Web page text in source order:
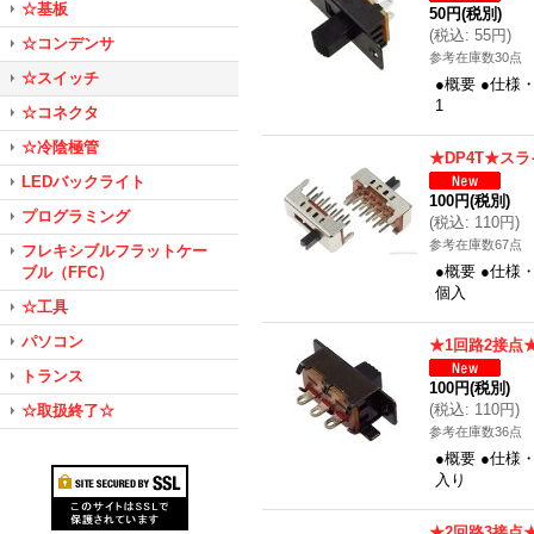
☆基板
☆コンデンサ
☆スイッチ
☆コネクタ
☆冷陰極管
LEDバックライト
プログラミング
フレキシブルフラットケー
ブル（FFC）
☆工具
パソコン
トランス
☆取扱終了☆
50円(税別)
(税込: 55円)
参考在庫数30点
●概要 ●仕様
1
★DP4T★スラ
100円(税別)
(税込: 110円)
参考在庫数67点
●概要 ●仕様
個入
★1回路2接点
100円(税別)
(税込: 110円)
参考在庫数36点
●概要 ●仕様
入り